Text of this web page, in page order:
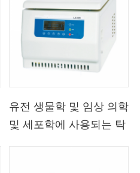
유전 생물학 및 임상 의학
및 세포학에 사용되는 탁